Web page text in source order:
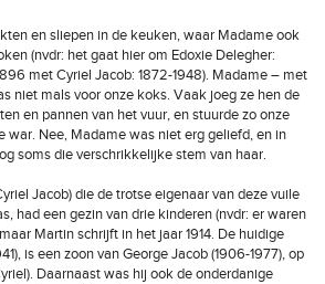
en sliepen in de keuken, waar Madame ook
(nvdr: het gaat hier om Edoxie Delegher:
met Cyriel Jacob: 1872-1948). Madame – met
niet mals voor onze koks. Vaak joeg ze hen de
en pannen van het vuur, en stuurde zo onze
war. Nee, Madame was niet erg geliefd, en in
soms die verschrikkelijke stem van haar.
Jacob) die de trotse eigenaar van deze vuile
had een gezin van drie kinderen (nvdr: er waren
Martin schrijft in het jaar 1914. De huidige
is een zoon van George Jacob (1906-1977), op
Daarnaast was hij ook de onderdanige